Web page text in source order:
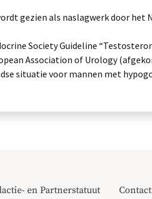
gezien als naslagwerk door het
Society Guideline
Association of Urology
situatie voor mannen met
en Partnerstatuut Contact